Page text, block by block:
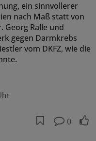
ein sinnvollerer
nach Maß statt von
Georg Ralle und
gegen Darmkrebs
vom DKFZ, wie die
0